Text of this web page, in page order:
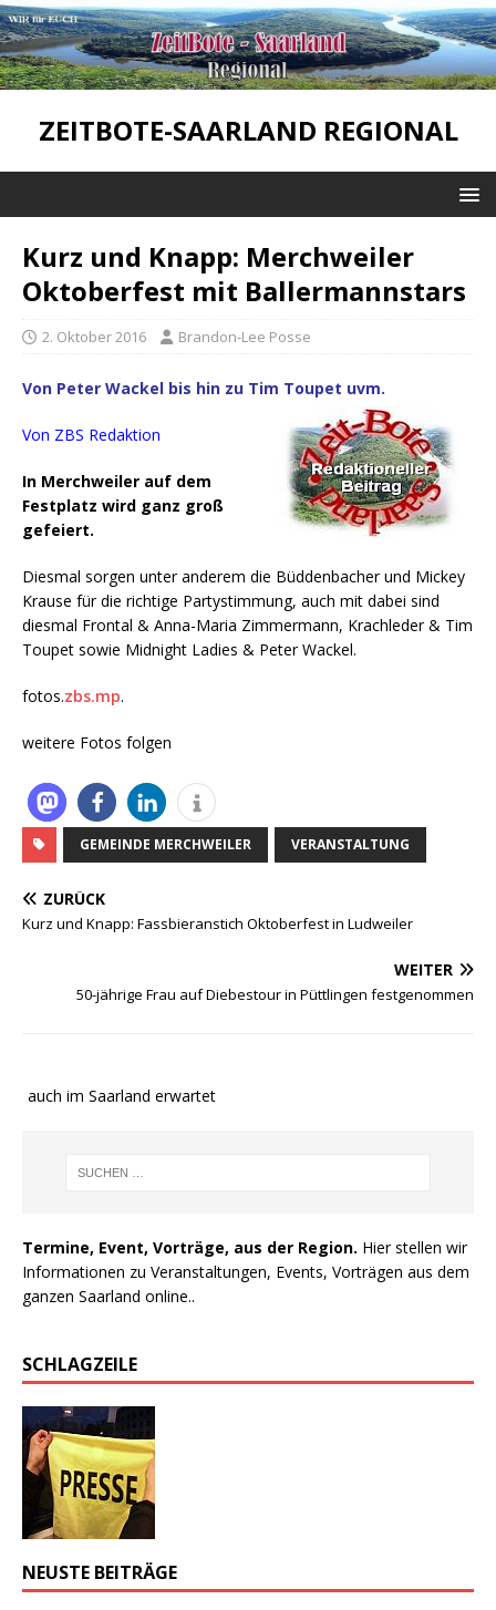
ZEITBOTE-SAARLAND REGIONAL
Kurz und Knapp: Merchweiler
Oktoberfest mit Ballermannstars
2. Oktober 2016 Brandon-Lee Posse
Von Peter Wackel bis hin zu Tim Toupet uvm.
Von ZBS Redaktion
In Merchweiler auf dem
Festplatz wird ganz groß
gefeiert.
Diesmal sorgen unter anderem die Büddenbacher und Mickey
Krause für die richtige Partystimmung, auch mit dabei sind
diesmal Frontal & Anna-Maria Zimmermann, Krachleder & Tim
Toupet sowie Midnight Ladies & Peter Wackel.
fotos.zbs.mp.
weitere Fotos folgen
GEMEINDE MERCHWEILER VERANSTALTUNG
ZURÜCK
Kurz und Knapp: Fassbieranstich Oktoberfest in Ludweiler
WEITER
50-jährige Frau auf Diebestour in Püttlingen festgenommen
auch im Saarland erwartet
Termine, Event, Vorträge, aus der Region. Hier stellen wir
Informationen zu Veranstaltungen, Events, Vorträgen aus dem
ganzen Saarland online..
SCHLAGZEILE
NEUSTE BEITRÄGE